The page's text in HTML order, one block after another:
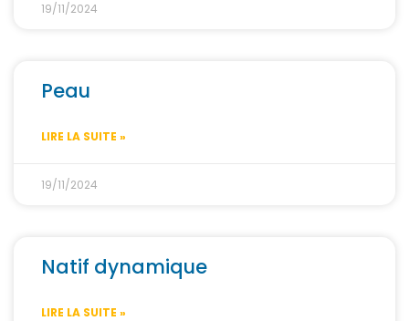
19/11/2024
Peau
LIRE LA SUITE »
19/11/2024
Natif dynamique
LIRE LA SUITE »